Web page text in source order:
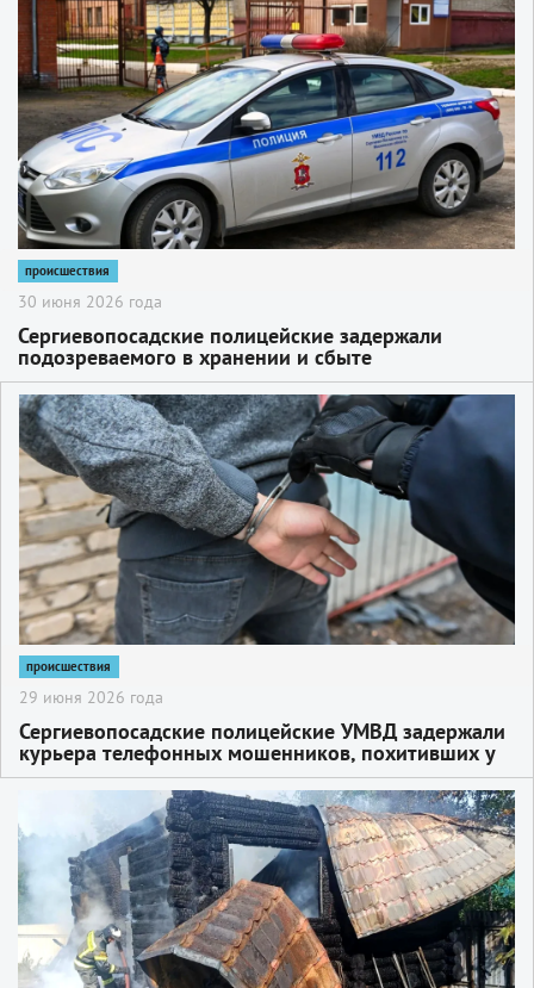
происшествия
30 июня 2026 года
Сергиевопосадские полицейские задержали
подозреваемого в хранении и сбыте
огнестрельного оружия и патронов
2
происшествия
29 июня 2026 года
Сергиевопосадские полицейские УМВД задержали
курьера телефонных мошенников, похитивших у
74-летней пенсионерки более миллиона рублей